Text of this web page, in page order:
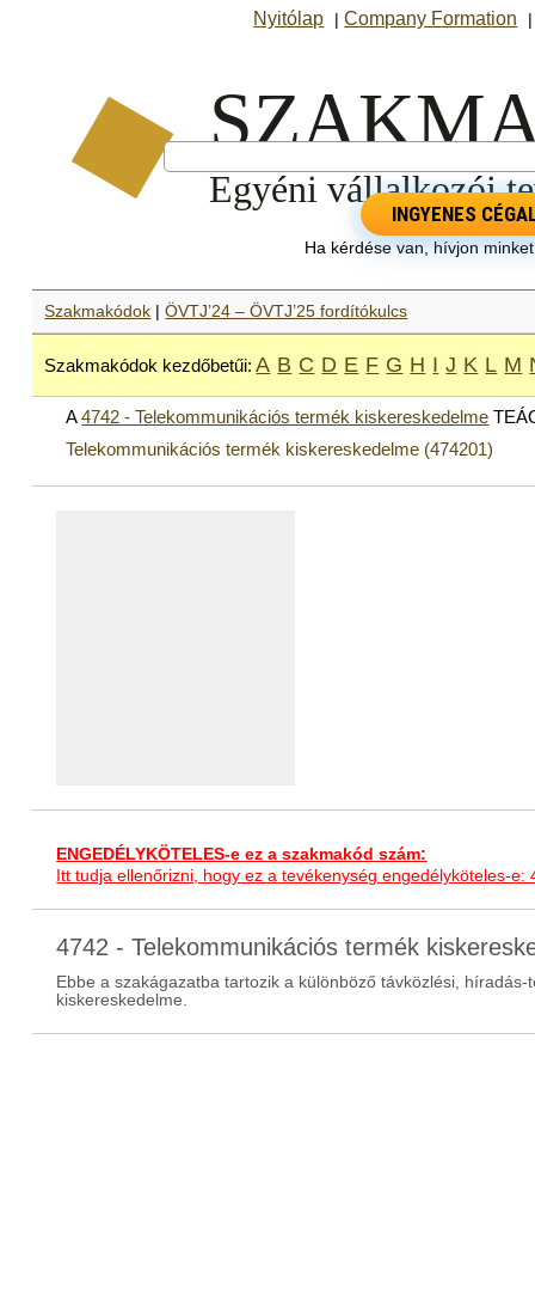
Nyitólap |Company Formation
INGYENES
Ha kérdése van, hívjon
Szakmakódok |ÖVTJ’24 – ÖVTJ’25 fordítókulcs
Szakmakódok kezdőbetűi: A B C D E F G H I J K L M
A4742 - Telekommunikációs termék kiskereskedelme
Telekommunikációs termék kiskereskedelme (474201)
ENGEDÉLYKÖTELES-e ez a szakmakód szám:
Itt tudja ellenőrizni, hogy ez a tevékenység engedélyköteles-e:
4742 - Telekommunikációs termék
Ebbe a szakágazatba tartozik a különböző távközlési,
kiskereskedelme.